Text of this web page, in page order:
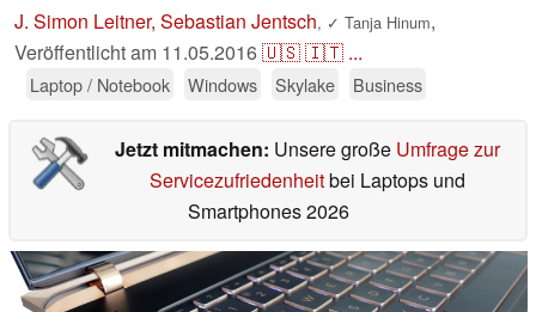
J. Simon Leitner, Sebastian Jentsch, ✓ Tanja Hinum,
Veröffentlicht am 11.05.2016🇺🇸🇮🇹 ...
Laptop / Notebook Windows Skylake Business
Jetzt mitmachen: Unsere große Umfrage zur
Servicezufriedenheitbei Laptops und
Smartphones 2026